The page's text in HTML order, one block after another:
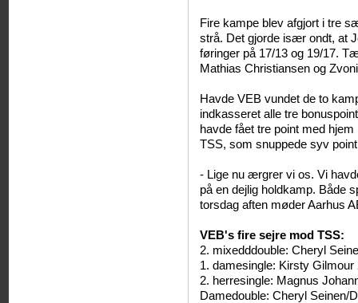
Fire kampe blev afgjort i tre
strå. Det gjorde især ondt, at
føringer på 17/13 og 19/17.
Mathias Christiansen og
Havde VEB vundet de to
indkasseret alle tre
havde fået tre point med
TSS, som snuppede syv
- Lige nu ærgrer vi os. Vi
på en dejlig holdkamp. Både
torsdag aften møder Aarhus
VEB's fire sejre mod TSS:
2. mixedddouble: Cheryl
1. damesingle: Kirsty Gilmour
2. herresingle: Magnus
Damedouble: Cheryl Seinen/